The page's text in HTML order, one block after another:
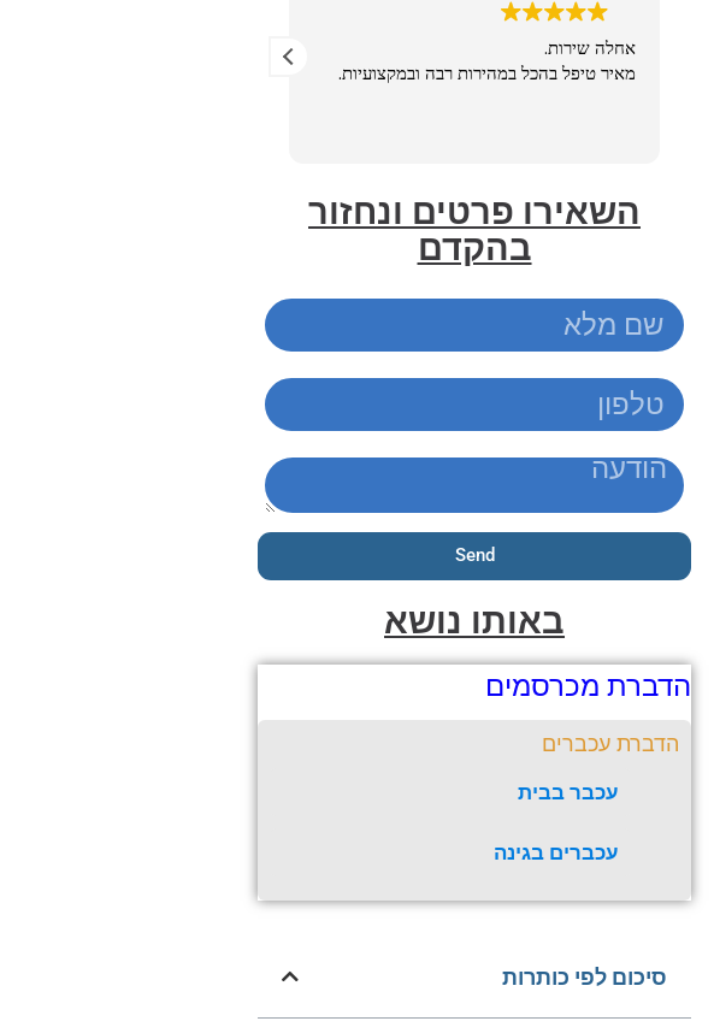
אחלה שירות.
מאיר טיפל בהכל במהירות רבה ובמקצועיות.
השאירו פרטים ונחזור
בהקדם
Send
באותו נושא
הדברת מכרסמים
הדברת עכברים
עכבר בבית
עכברים בגינה
סיכום לפי כותרות